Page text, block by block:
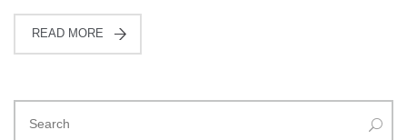
READ MORE